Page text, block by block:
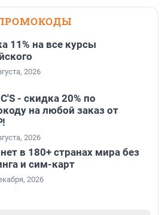
11% на все курсы
2026
- скидка 20% по
на любой заказ от
2026
в 180+ странах мира без
и сим-карт
2026